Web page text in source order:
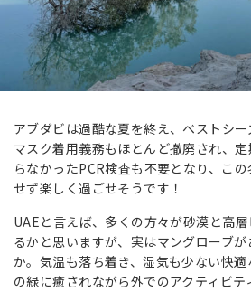
アブダビは過酷な夏を終え、ベストシー
マスク着用義務もほとんど撤廃され、
らなかったPCR検査も不要となり、こ
せず楽しく過ごせそうです！
UAEと言えば、多くの方々が砂漠と高
るかと思いますが、実はマングローブ
か。気温も落ち着き、湿気も少ない快
の緑に癒されながら外でのアクティビテ